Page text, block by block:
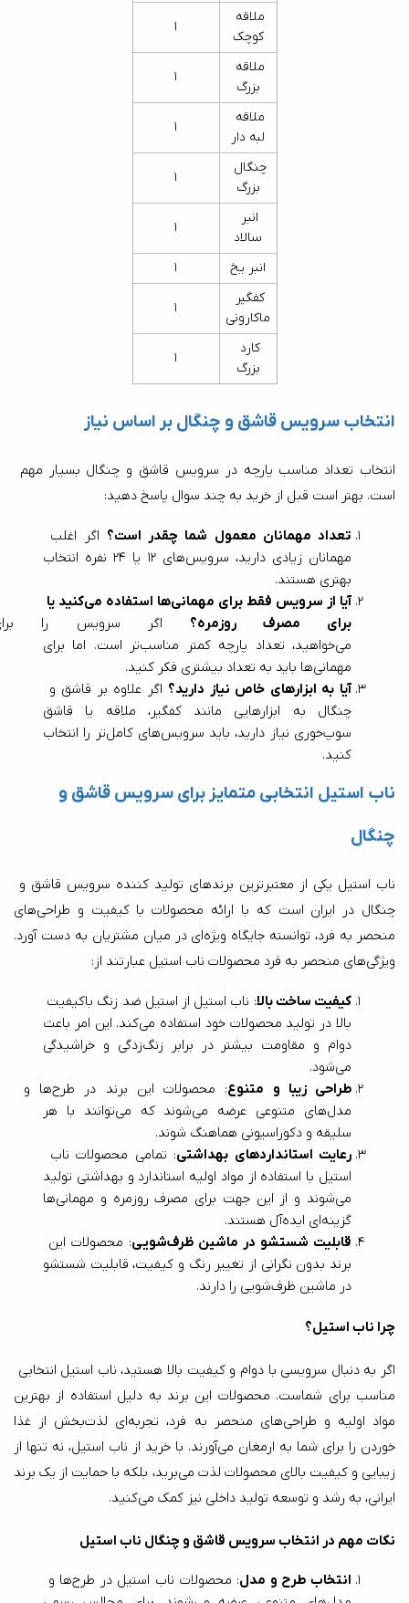
ملاقه
کوچک
1
ملاقه
بزرگ
1
ملاقه
لبه دار
1
چنگال
بزرگ
1
انبر
سالاد
1
انبر یخ
1
کفگیر
ماکارونی
1
کارد
بزرگ
1
انتخاب سرویس قاشق و چنگال بر اساس نیاز
انتخاب تعداد مناسب پارچه در سرویس قاشق و چنگال بسیار مهم
است. بهتر است قبل از خرید به چند سوال پاسخ دهید:
تعداد مهمانان معمول شما چقدر است؟ اگر اغلب
بهتری هستند.
آیا از سرویس فقط برای مهمانی‌ها استفاده می‌کنید یا
برای مصرف روزمره؟ اگر سرویس را
مهمانی‌ها باید به تعداد بیشتری فکر کنید.
آیا به ابزارهای خاص نیاز دارید؟ اگر علاوه بر قاشق و
کنید.
چنگال
ناب استیل یکی از معتبرترین برندهای تولید کننده سرویس قاشق و
ویژگی‌های منحصر به فرد محصولات ناب استیل عبارتند از:
کیفیت ساخت بالا: ناب استیل از استیل ضد زنگ باکیفیت
می‌شود.
طراحی زیبا و متنوع
: محصولات این برند در طرح‌ها و
سلیقه و دکوراسیونی هماهنگ شوند.
رعایت استانداردهای بهداشتی: تمامی محصولات ناب
گزینه‌ای ایده‌آل هستند.
قابلیت شستشو در ماشین ظرف‌شویی
: محصولات این
در ماشین ظرف‌شویی را دارند.
چرا ناب استیل؟
اگر به دنبال سرویسی با دوام و کیفیت بالا هستید، ناب استیل انتخابی
ایرانی، به رشد و توسعه تولید داخلی نیز کمک می‌کنید.
نکات مهم در انتخاب سرویس قاشق و چنگال ناب استیل
انتخاب طرح و مدل
: محصولات ناب استیل در طرح‌ها و